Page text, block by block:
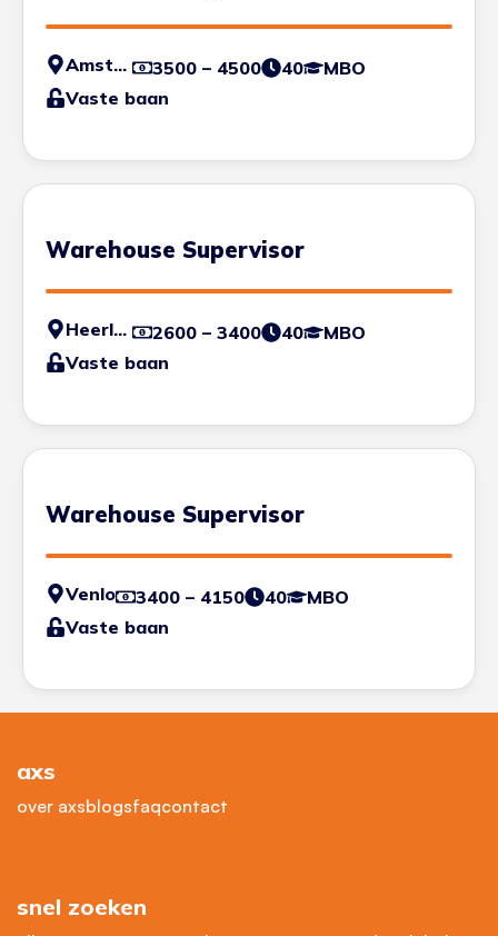
Amsterdam 3500 – 4500 40
MBO
Vaste baan
Warehouse Supervisor
Heerlen 2600 – 3400 40
MBO
Vaste baan
Warehouse Supervisor
Venlo 3400 – 4150 40
MBO
Vaste baan
axs
over axsblogsfaqcontact
snel zoeken